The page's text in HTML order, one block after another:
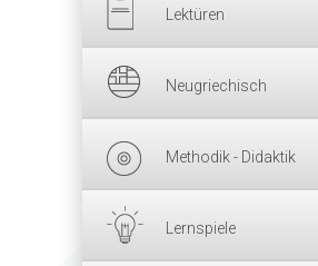
Lektüren
Neugriechisch
Methodik - Didaktik
Lernspiele